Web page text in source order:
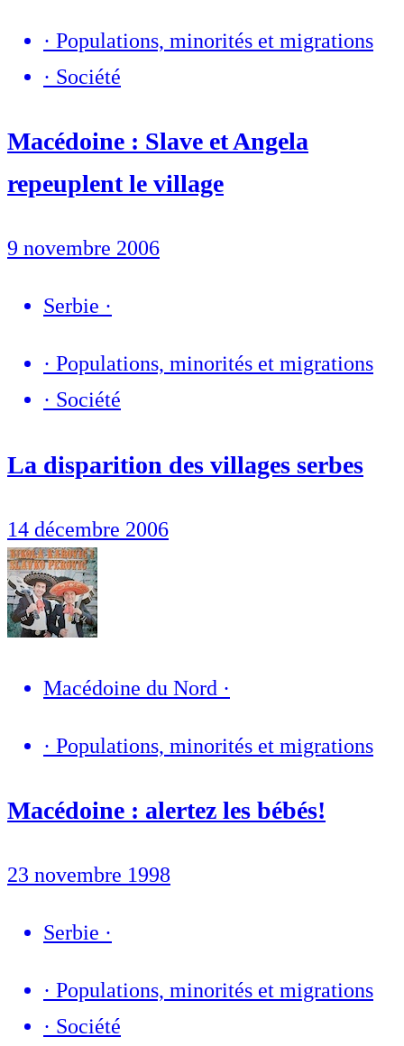
· Populations, minorités et migrations
· Société
Macédoine : Slave et Angela
repeuplent le village
9 novembre 2006
Serbie ·
· Populations, minorités et migrations
· Société
La disparition des villages serbes
14 décembre 2006
Macédoine du Nord ·
· Populations, minorités et migrations
Macédoine : alertez les bébés!
23 novembre 1998
Serbie ·
· Populations, minorités et migrations
· Société